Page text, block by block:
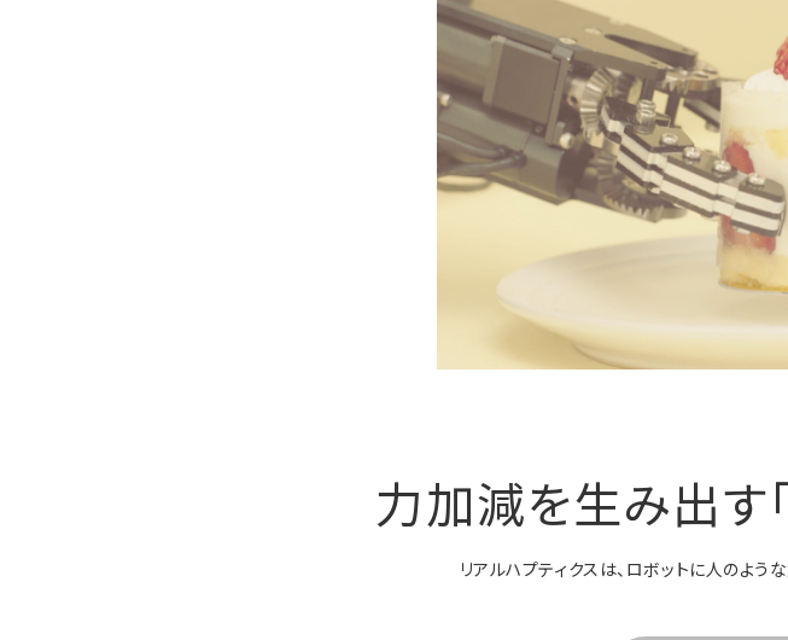
力加減を生み出す
リアルハプティクスは、ロボットに人のよ